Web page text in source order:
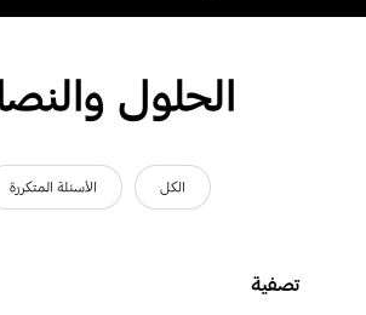
الحلول
الكل الأسئلة المتكررة
تصفية